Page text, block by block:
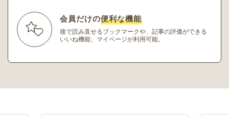
会員だけの便利な機能
後で読み直せるブックマークや、記事の評価ができる
いいね機能、マイページが利用可能。